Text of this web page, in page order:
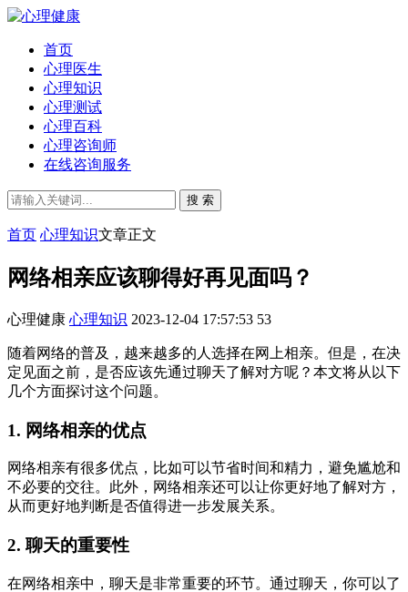
首页
心理医生
心理知识
心理测试
心理百科
心理咨询师
在线咨询服务
搜 索
首页 心理知识文章正文
网络相亲应该聊得好再见面吗？
心理健康 心理知识 2023-12-04 17:57:53 53
随着网络的普及，越来越多的人选择在网上相亲。但是，在决
定见面之前，是否应该先通过聊天了解对方呢？本文将从以下
几个方面探讨这个问题。
1. 网络相亲的优点
网络相亲有很多优点，比如可以节省时间和精力，避免尴尬和
不必要的交往。此外，网络相亲还可以让你更好地了解对方，
从而更好地判断是否值得进一步发展关系。
2. 聊天的重要性
在网络相亲中，聊天是非常重要的环节。通过聊天，你可以了